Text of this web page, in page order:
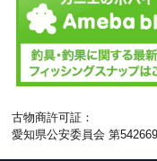
古物商許可証：
愛知県公安委員会 第